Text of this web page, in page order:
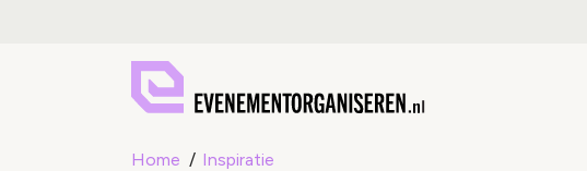
Home Inspiratie